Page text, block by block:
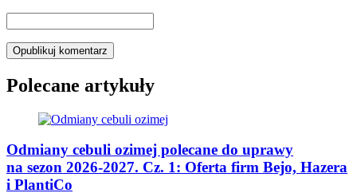
Polecane artykuły
Odmiany cebuli ozimej polecane do uprawy
na sezon 2026-2027. Cz. 1: Oferta firm Bejo, Hazera
i PlantiCo